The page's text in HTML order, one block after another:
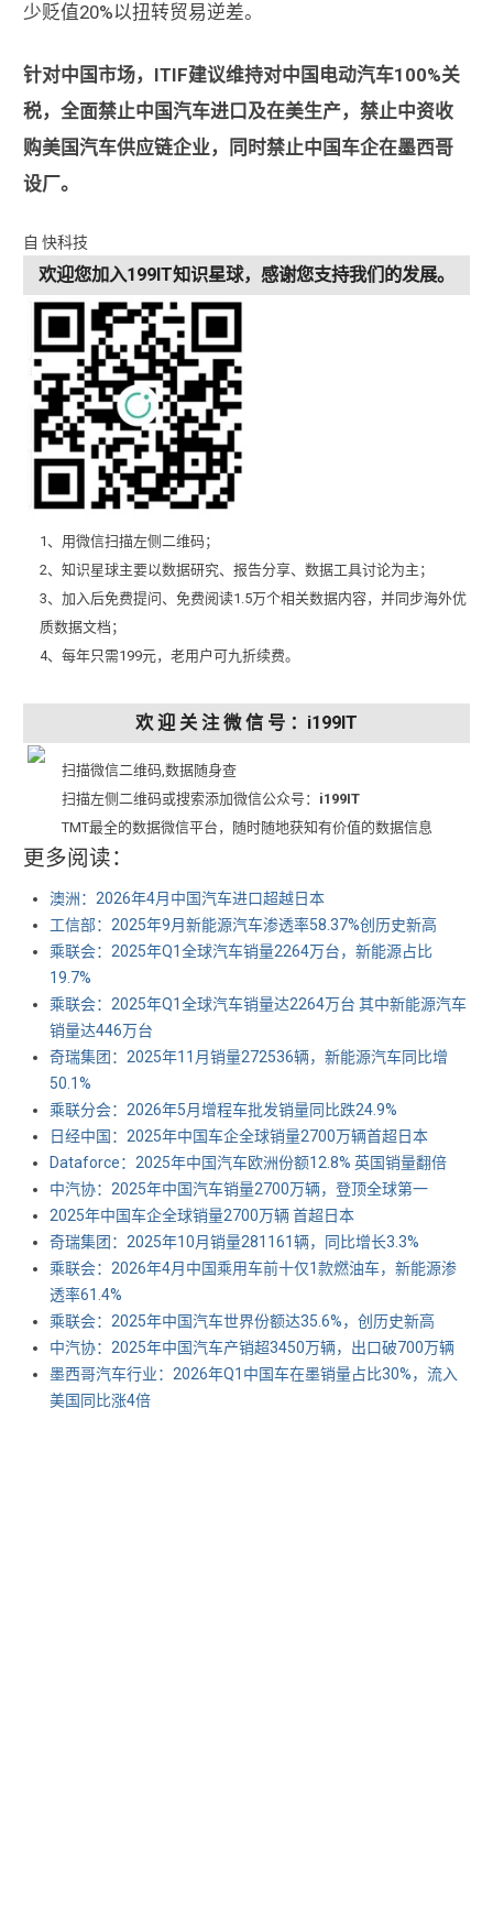
少贬值20%以扭转贸易逆差。
针对中国市场，ITIF建议维持对中国电动汽车100%关
税，全面禁止中国汽车进口及在美生产，禁止中资收
购美国汽车供应链企业，同时禁止中国车企在墨西哥
设厂。
自 快科技
欢迎您加入199IT知识星球，感谢您支持我们的发展。
1、用微信扫描左侧二维码；
2、知识星球主要以数据研究、报告分享、数据工具讨论为主；
3、加入后免费提问、免费阅读1.5万个相关数据内容，并同步海外优
质数据文档；
4、每年只需199元，老用户可九折续费。
欢 迎 关 注 微 信 号 ：i199IT
扫描微信二维码,数据随身查
扫描左侧二维码或搜索添加微信公众号： i199IT
TMT最全的数据微信平台，随时随地获知有价值的数据信息
更多阅读：
澳洲：2026年4月中国汽车进口超越日本
工信部：2025年9月新能源汽车渗透率58.37%创历史新高
乘联会：2025年Q1全球汽车销量2264万台，新能源占比
19.7%
乘联会：2025年Q1全球汽车销量达2264万台 其中新能源汽车
销量达446万台
奇瑞集团：2025年11月销量272536辆，新能源汽车同比增
50.1%
乘联分会：2026年5月增程车批发销量同比跌24.9%
日经中国：2025年中国车企全球销量2700万辆首超日本
Dataforce：2025年中国汽车欧洲份额12.8% 英国销量翻倍
中汽协：2025年中国汽车销量2700万辆，登顶全球第一
2025年中国车企全球销量2700万辆 首超日本
奇瑞集团：2025年10月销量281161辆，同比增长3.3%
乘联会：2026年4月中国乘用车前十仅1款燃油车，新能源渗
透率61.4%
乘联会：2025年中国汽车世界份额达35.6%，创历史新高
中汽协：2025年中国汽车产销超3450万辆，出口破700万辆
墨西哥汽车行业：2026年Q1中国车在墨销量占比30%，流入
美国同比涨4倍